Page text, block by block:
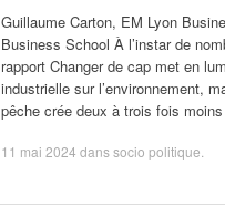
Guillaume Carton, EM Lyon
Business School À l’instar de
rapport Changer de cap met en
industrielle sur l’environnement,
pêche crée deux à trois fois
11 mai 2024 danssocio politique